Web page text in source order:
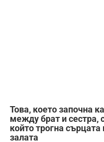
Това, което започна
между брат и сестра,
който трогна
залата